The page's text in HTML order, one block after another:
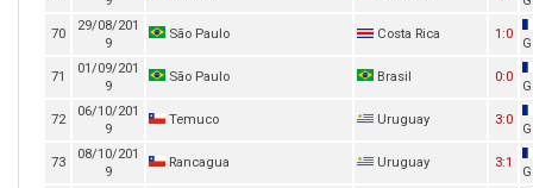
70
29/08/201
9
São Paulo Costa Rica 1:0
71
01/09/201
9
São Paulo Brasil 0:0
72
06/10/201
9
Temuco Uruguay 3:0
73
08/10/201
9
Rancagua Uruguay 3:1